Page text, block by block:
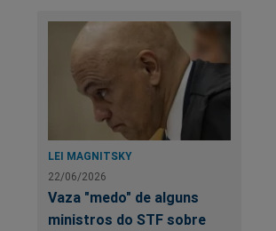
LEI MAGNITSKY
22/06/2026
Vaza "medo" de alguns
ministros do STF sobre